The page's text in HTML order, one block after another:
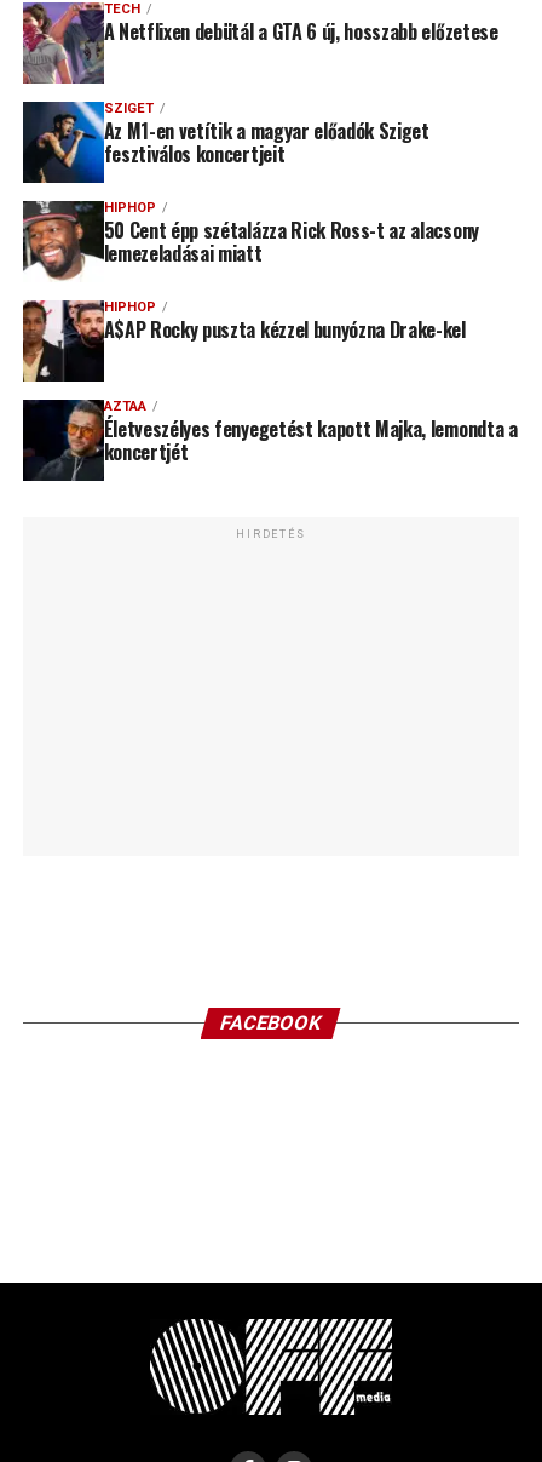
TECH
A Netflixen debütál a GTA 6 új, hosszabb előzetese
SZIGET
Az M1-en vetítik a magyar előadók Sziget
fesztiválos koncertjeit
HIPHOP
50 Cent épp szétalázza Rick Ross-t az alacsony
lemezeladásai miatt
HIPHOP
A$AP Rocky puszta kézzel bunyózna Drake-kel
AZTAA
Életveszélyes fenyegetést kapott Majka, lemondta a
koncertjét
HIRDETÉS
FACEBOOK